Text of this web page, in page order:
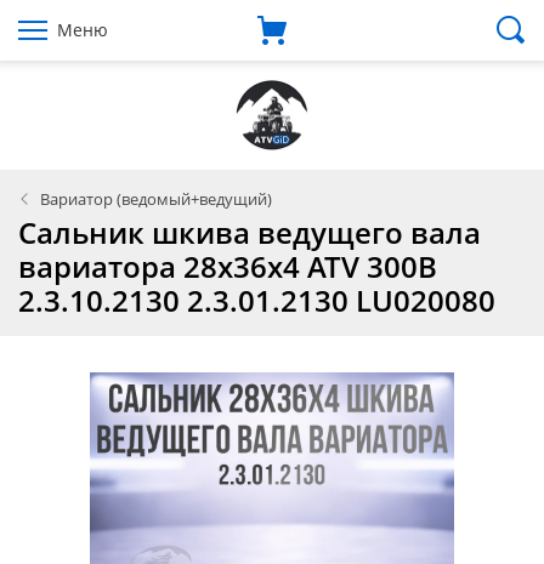
Меню
Вариатор (ведомый+ведущий)
Сальник шкива ведущего вала
вариатора 28x36x4 ATV 300B
2.3.10.2130 2.3.01.2130 LU020080